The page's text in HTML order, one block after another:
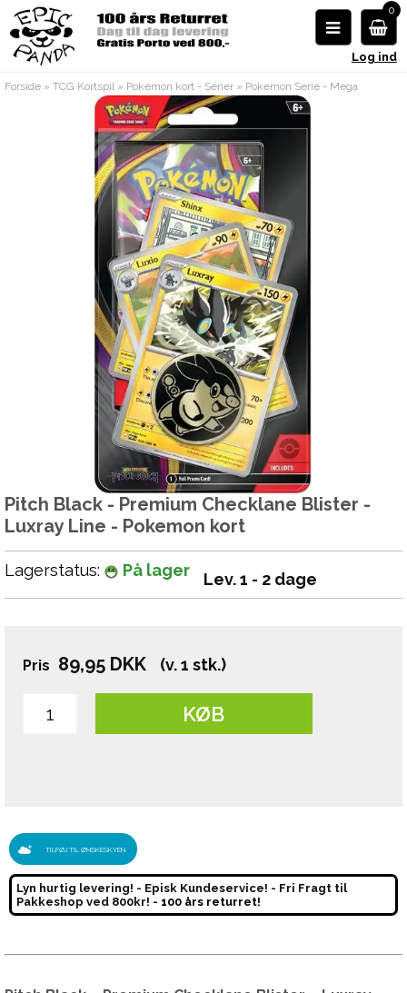
0
Log ind
Forside » TCG Kortspil» Pokemon kort - Serier » Pokemon Serie - Mega
Evolution 5 - Pitch Black
Pitch Black - Premium Checklane Blister -
Luxray Line - Pokemon kort
Lagerstatus: På lager Lev. 1 - 2 dage
Pris 89,95 DKK (v. 1 stk.)
KØB
TILFØJ TIL ØNSKESKYEN
Lyn hurtig levering! - Episk Kundeservice! - Fri Fragt til
Pakkeshop ved 800kr! - 100 års returret!